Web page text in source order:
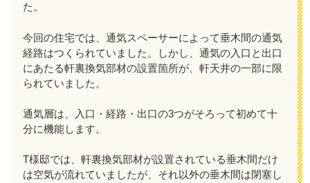
た。
今回の住宅では、通気スペーサーによって垂木間の通気
経路はつくられていました。しかし、通気の入口と出口
にあたる軒裏換気部材の設置箇所が、軒天井の一部に限
られていました。
通気層は、入口・経路・出口の3つがそろって初めて十
分に機能します。
T様邸では、軒裏換気部材が設置されている垂木間だけ
は空気が流れていましたが、それ以外の垂木間は閉塞し